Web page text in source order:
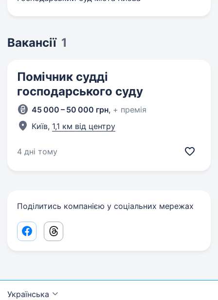
Вакансії 1
Помічник судді
господарського суду
45 000 – 50 000 грн, + премія
Київ, 1,1 км від центру
4 дні тому
Поділитись компанією у соціальних мережах
Facebook share link
Threads share link
Українська